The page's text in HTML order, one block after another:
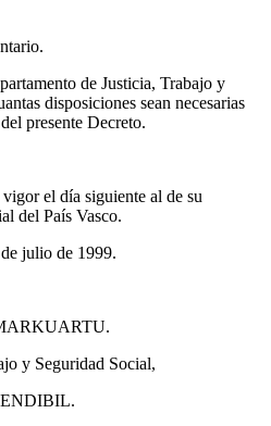
de Justicia, Trabajo y
disposiciones sean necesarias
presente Decreto.
el día siguiente al de su
del País Vasco.
julio de 1999.
y Seguridad Social,